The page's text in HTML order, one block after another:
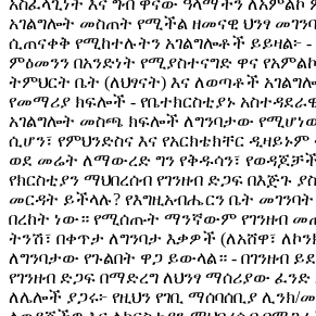
አገልግሎት መስጠት የሚችል ዘመናዊ ህንፃ
ሲጠናቀቅ የሚከተሉትን አገልግሎቶች ይይዛል፦
ምዕመንን በአንድነት የሚያስተናግድ ዋና
ትምህርት ቤት (ለህፃናት) እና ለወጣቶች
የመማሪያ ክፍሎች - የቤተክርስቲያኑ
አገልግሎት መስጫ ክፍሎች ለግንባታው
ሲሆን፣ የምህንድስና እና የአርክቴክቸር
ወደ መሬት ለማውረድ ግን የቅዱሳን፣
የክርስቲያን ማህበረሰብ የገንዘብ ድጋፍ በእጅጉ
መርዳት ይችላሉ? የእግዚአብሔርን ቤት
በረከት ነው። የሚሰጡት ማንኛውም የገንዘብ
ትንሽ፣ በቀጥታ ለግንባታ እቃዎች (ለአሸዋ፣
ለግንባታው የጉልበት ዋጋ ይውላል። - በገንዘብ
የገንዘብ ድጋፍ በማድረግ ለህንፃ ማሰሪያው ፈንድ
ለሌሎች ያጋሩ፦ የዚህን የገቢ ማሰባሰቢያ ሊንክ/